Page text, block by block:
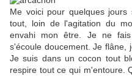
Me voici pour quelques
tout, loin de l'agitation du
envahi mon être. Je ne
s'écoule doucement. Je flâne,
Je suis dans un cocon tout
respire tout ce qui m'entoure.